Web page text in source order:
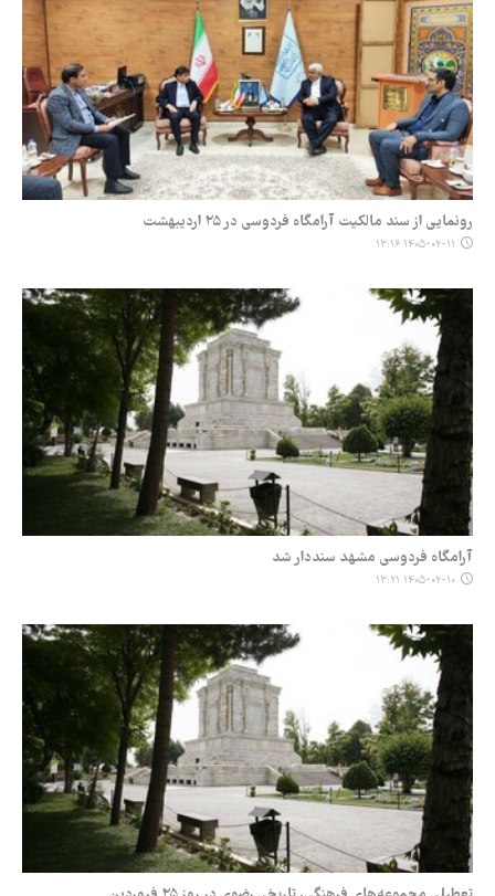
رونمایی از سند مالکیت آرامگاه فردوسی در ۲۵ اردیبهشت
۱۴۰۵-۰۲-۱۱ ۱۳:۱۶
آرامگاه فردوسی مشهد سنددار شد
۱۴۰۵-۰۲-۱۰ ۱۳:۲۱